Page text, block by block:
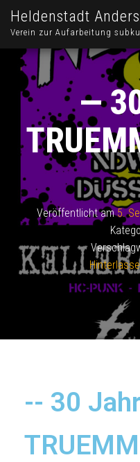
Heldenstadt
Verein zur Aufarbeitung
—
Veröffentlicht am5.
-- 30